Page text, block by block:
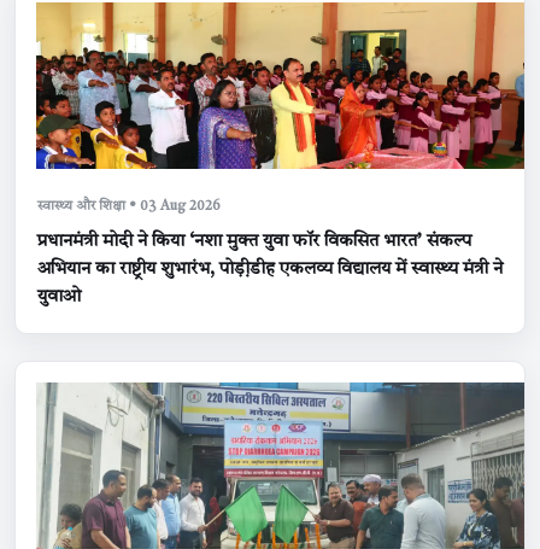
स्वास्थ्य और शिक्षा • 03 Aug 2026
प्रधानमंत्री मोदी ने किया ‘नशा मुक्त युवा फॉर विकसित भारत’ संकल्प
अभियान का राष्ट्रीय शुभारंभ, पोड़ी़डीह एकलव्य विद्यालय में स्वास्थ्य मंत्री ने
युवाओ